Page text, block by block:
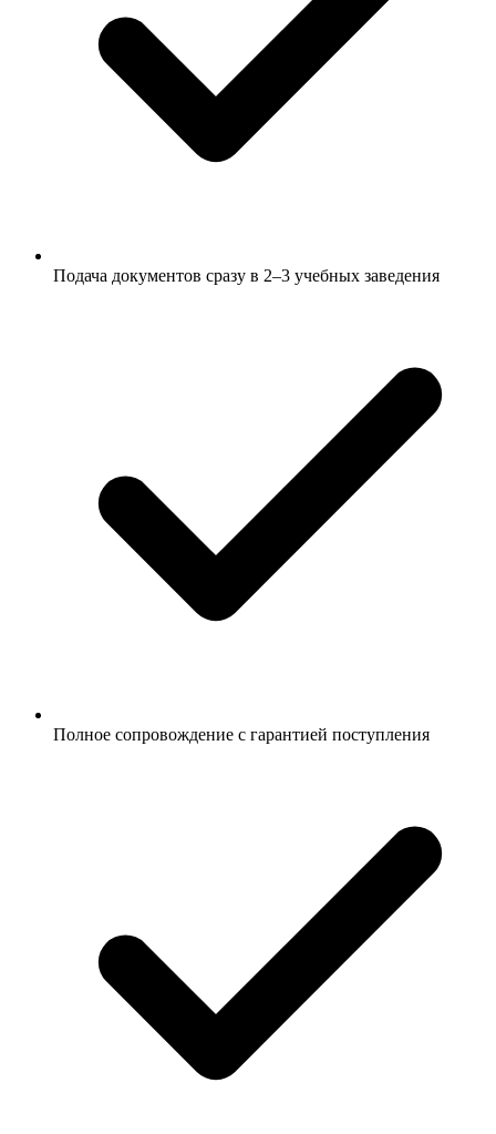
Подача документов сразу в 2–3 учебных заведения
Полное сопровождение с гарантией поступления